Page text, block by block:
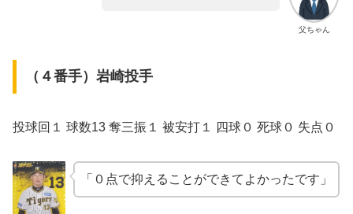
父ちゃん
（４番手）岩崎投手
投球回１ 球数13 奪三振１ 被安打１ 四球０ 死球０ 失点０
「０点で抑えることができてよかったです」